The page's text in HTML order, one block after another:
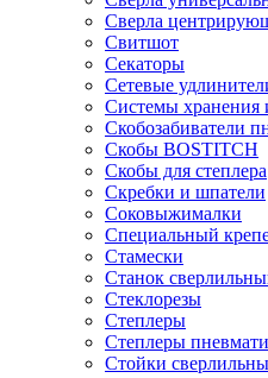
Сверла
Свитшот
Секаторы
Сетевые
Системы хранения
Скобозабиватели
Скобы BOSTITCH
Скобы для степлера
Скребки и шпатели
Соковыжималки
Специальный
Стамески
Станок
Стеклорезы
Степлеры
Степлеры
Стойки